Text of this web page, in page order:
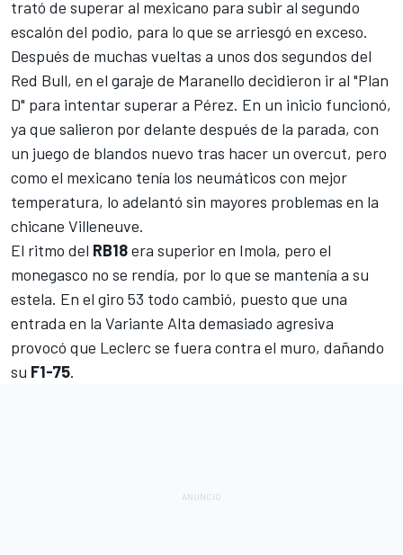
trató de superar al mexicano para subir al segundo
escalón del podio, para lo que se arriesgó en exceso.
Después de muchas vueltas a unos dos segundos del
Red Bull, en el garaje de Maranello decidieron ir al "Plan
D" para intentar superar a Pérez. En un inicio funcionó,
ya que salieron por delante después de la parada, con
un juego de blandos nuevo tras hacer un overcut, pero
como el mexicano tenía los neumáticos con mejor
temperatura, lo adelantó sin mayores problemas en la
chicane Villeneuve.
El ritmo del RB18era superior en Imola, pero el
monegasco no se rendía, por lo que se mantenía a su
estela. En el giro 53 todo cambió, puesto que una
entrada en la Variante Alta demasiado agresiva
provocó que Leclerc se fuera contra el muro, dañando
su F1-75.